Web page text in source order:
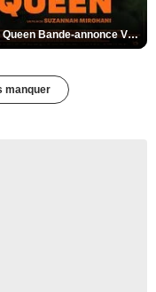
Cotton Queen Bande-annonce VO STFR
manquer